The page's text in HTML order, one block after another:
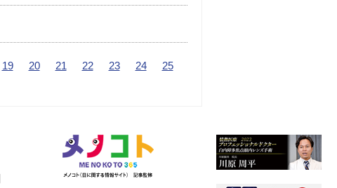
19 20 21 22 23 24
25